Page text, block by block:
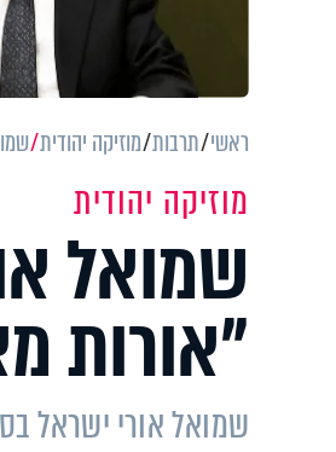
ראשי תרבות מוזיקה יהודית
מוזיקה יהודית
שמואל
"אורות
שמואל אורי ישראל